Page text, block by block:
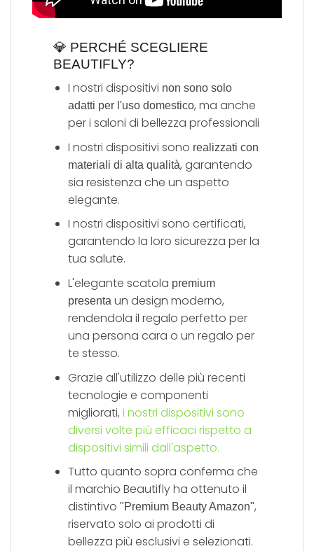
💎 PERCHÉ SCEGLIERE
BEAUTIFLY?
I nostri dispositivi non sono solo
adatti per l'uso domestico, ma anche
per i saloni di bellezza professionali
I nostri dispositivi sono realizzati con
materiali di alta qualità, garantendo
sia resistenza che un aspetto
elegante.
I nostri dispositivi sono certificati,
garantendo la loro sicurezza per la
tua salute.
L'elegante scatola premium
presentaun design moderno,
rendendola il regalo perfetto per
una persona cara o un regalo per
te stesso.
Grazie all'utilizzo delle più recenti
tecnologie e componenti
migliorati, i nostri dispositivi sono
diversi volte più efficaci rispetto a
dispositivi simili dall'aspetto.
Tutto quanto sopra conferma che
il marchio Beautifly ha ottenuto il
distintivo "Premium Beauty Amazon",
riservato solo ai prodotti di
bellezza più esclusivi e selezionati.